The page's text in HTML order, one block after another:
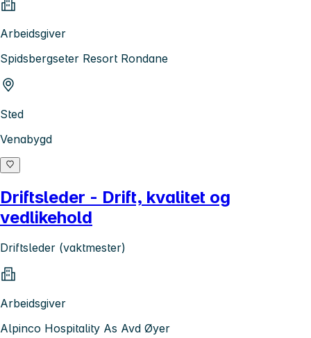
Arbeidsgiver
Spidsbergseter Resort Rondane
Sted
Venabygd
Driftsleder - Drift, kvalitet og
vedlikehold
Driftsleder (vaktmester)
Arbeidsgiver
Alpinco Hospitality As Avd Øyer